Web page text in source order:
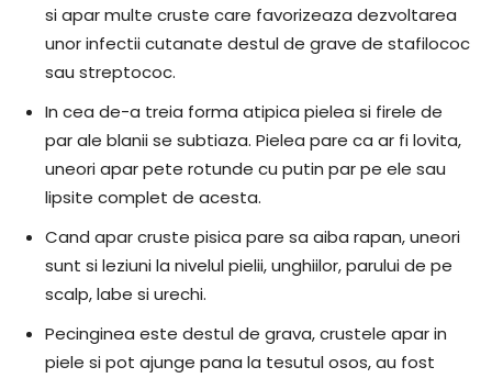
si apar multe cruste care favorizeaza dezvoltarea
unor infectii cutanate destul de grave de stafilococ
sau streptococ.
In cea de-a treia forma atipica pielea si firele de
par ale blanii se subtiaza. Pielea pare ca ar fi lovita,
uneori apar pete rotunde cu putin par pe ele sau
lipsite complet de acesta.
Cand apar cruste pisica pare sa aiba rapan, uneori
sunt si leziuni la nivelul pielii, unghiilor, parului de pe
scalp, labe si urechi.
Pecinginea este destul de grava, crustele apar in
piele si pot ajunge pana la tesutul osos, au fost